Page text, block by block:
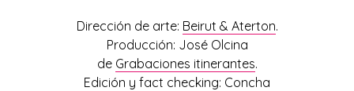
Dirección de arte: Beirut & Aterton.
Producción: José Olcina
de Grabaciones itinerantes.
Edición y fact checking: Concha